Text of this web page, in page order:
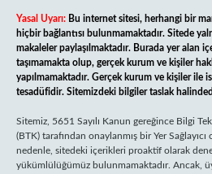
Yasal Uyarı: Bu internet sitesi, herhangi bir
hiçbir bağlantısı bulunmamaktadır. Sitede
makaleler paylaşılmaktadır. Burada yer alan
taşımamakta olup, gerçek kurum ve kişiler
yapılmamaktadır. Gerçek kurum ve kişiler ile
tesadüfidir. Sitemizdeki bilgiler taslak
Sitemiz, 5651 Sayılı Kanun gereğince Bilgi
(BTK) tarafından onaylanmış bir Yer
nedenle, sitedeki içerikleri proaktif olarak
yükümlülüğümüz bulunmamaktadır. Ancak,